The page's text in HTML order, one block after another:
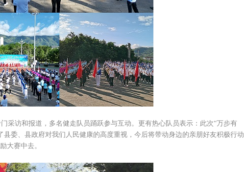
访和报道，多名健走队员踊跃参与互动。更有热心队员表示：此次“万步有
委、县政府对我们人民健康的高度重视，今后将带动身边的亲朋好友积极行动
大赛中去。